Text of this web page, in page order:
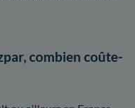
combien coûte-